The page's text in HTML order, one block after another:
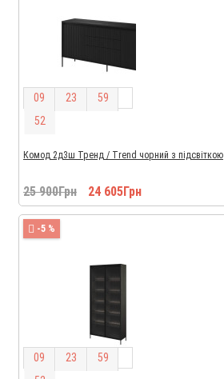
09 23 59
51
Комод 2д3ш Тренд / Trend чорний з підсвіткою
25 900Грн 24 605Грн
-5 %
09 23 59